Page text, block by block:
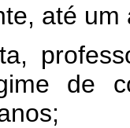
até um
de